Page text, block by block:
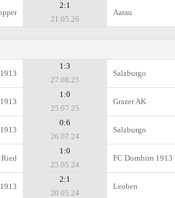
2:1
21.05.26
Aarau
1:3
27.08.25
Salzburgo
1:0
25.07.25
Grazer AK
0:6
26.07.24
Salzburgo
Ried
1:0
25.05.24
FC Dornbirn 1913
2:1
20.05.24
Leoben